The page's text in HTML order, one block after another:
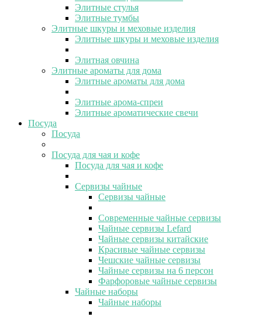
Элитные стулья
Элитные тумбы
Элитные шкуры и меховые изделия
Элитные шкуры и меховые изделия
Элитная овчина
Элитные ароматы для дома
Элитные ароматы для дома
Элитные арома-спреи
Элитные ароматические свечи
Посуда
Посуда
Посуда для чая и кофе
Посуда для чая и кофе
Сервизы чайные
Сервизы чайные
Современные чайные сервизы
Чайные сервизы Lefard
Чайные сервизы китайские
Красивые чайные сервизы
Чешские чайные сервизы
Чайные сервизы на 6 персон
Фарфоровые чайные сервизы
Чайные наборы
Чайные наборы